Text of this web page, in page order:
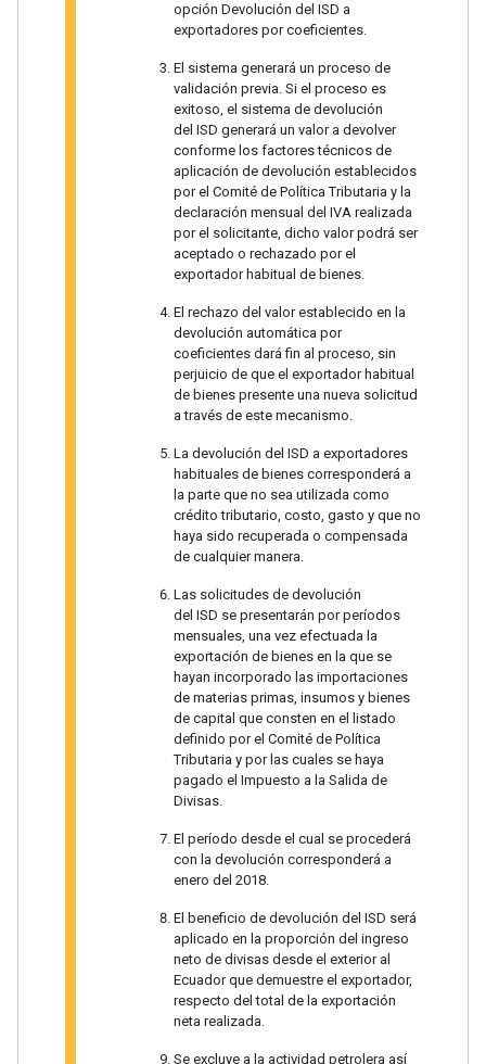
opción Devolución del ISD a
exportadores por coeficientes.
El sistema generará un proceso de
validación previa. Si el proceso es
exitoso, el sistema de devolución
del ISD generará un valor a devolver
conforme los factores técnicos de
aplicación de devolución establecidos
por el Comité de Política Tributaria y la
declaración mensual del IVA realizada
por el solicitante, dicho valor podrá ser
aceptado o rechazado por el
exportador habitual de bienes.
El rechazo del valor establecido en la
devolución automática por
coeficientes dará fin al proceso, sin
perjuicio de que el exportador habitual
de bienes presente una nueva solicitud
a través de este mecanismo.
La devolución del ISD a exportadores
habituales de bienes corresponderá a
la parte que no sea utilizada como
crédito tributario, costo, gasto y que no
haya sido recuperada o compensada
de cualquier manera.
Las solicitudes de devolución
del ISD se presentarán por períodos
mensuales, una vez efectuada la
exportación de bienes en la que se
hayan incorporado las importaciones
de materias primas, insumos y bienes
de capital que consten en el listado
definido por el Comité de Política
Tributaria y por las cuales se haya
pagado el Impuesto a la Salida de
Divisas.
El período desde el cual se procederá
con la devolución corresponderá a
enero del 2018.
El beneficio de devolución del ISD será
aplicado en la proporción del ingreso
neto de divisas desde el exterior al
Ecuador que demuestre el exportador,
respecto del total de la exportación
neta realizada.
Se excluye a la actividad petrolera así